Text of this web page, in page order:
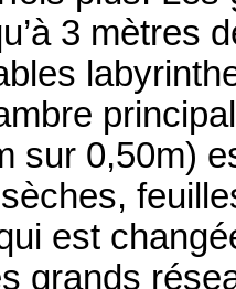
3 mètres
sur 0,50m)
sèches,
est
grands